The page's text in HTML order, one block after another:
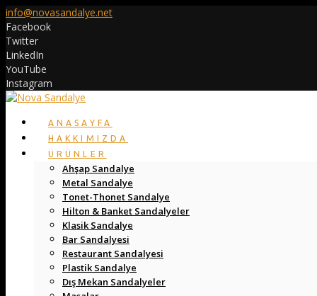
info@novasandalye.net
Facebook
Twitter
LinkedIn
YouTube
Instagram
ANASAYFA
HAKKIMIZDA
ÜRÜNLER
Ahşap Sandalye
Metal Sandalye
Tonet-Thonet Sandalye
Hilton & Banket Sandalyeler
Klasik Sandalye
Bar Sandalyesi
Restaurant Sandalyesi
Plastik Sandalye
Dış Mekan Sandalyeler